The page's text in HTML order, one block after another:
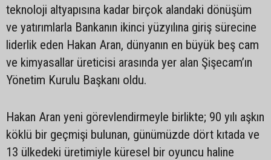
teknoloji altyapısına kadar birçok alandaki dönüşüm
ve yatırımlarla Bankanın ikinci yüzyılına giriş sürecine
liderlik eden Hakan Aran, dünyanın en büyük beş cam
ve kimyasallar üreticisi arasında yer alan Şişecam’ın
Yönetim Kurulu Başkanı oldu.
Hakan Aran yeni görevlendirmeyle birlikte; 90 yılı aşkın
köklü bir geçmişi bulunan, günümüzde dört kıtada ve
13 ülkedeki üretimiyle küresel bir oyuncu haline